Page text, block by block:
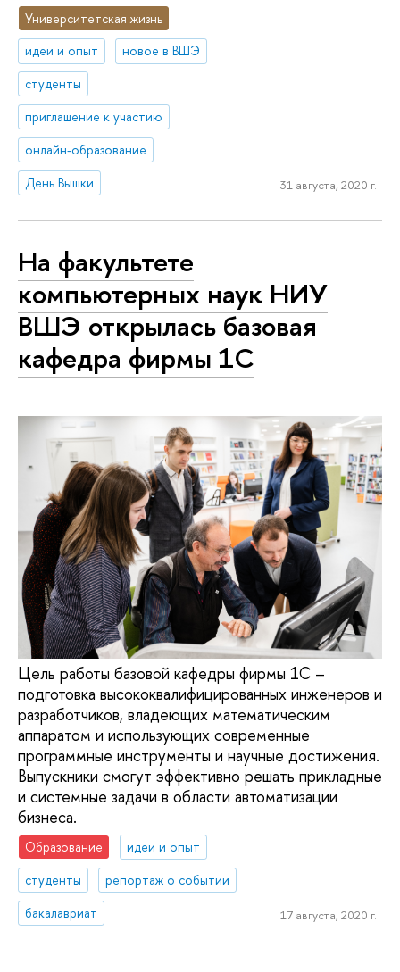
Университетская жизнь
идеи и опыт
новое в ВШЭ
студенты
приглашение к участию
онлайн-образование
День Вышки
31 августа, 2020 г.
На факультете
компьютерных наук НИУ
ВШЭ открылась базовая
кафедра фирмы 1С
Цель работы базовой кафедры фирмы 1С –
подготовка высококвалифицированных инженеров и
разработчиков, владеющих математическим
аппаратом и использующих современные
программные инструменты и научные достижения.
Выпускники смогут эффективно решать прикладные
и системные задачи в области автоматизации
бизнеса.
Образование
идеи и опыт
студенты
репортаж о событии
бакалавриат
17 августа, 2020 г.